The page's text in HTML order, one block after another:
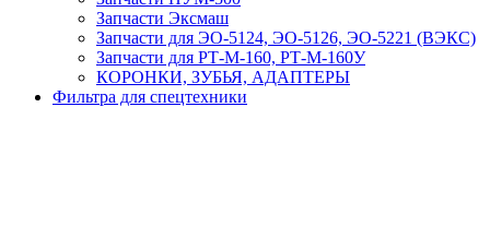
Запчасти Эксмаш
Запчасти для ЭО-5124, ЭО-5126, ЭО-5221 (ВЭКС)
Запчасти для РТ-М-160, РТ-М-160У
КОРОНКИ, ЗУБЬЯ, АДАПТЕРЫ
Фильтра для спецтехники